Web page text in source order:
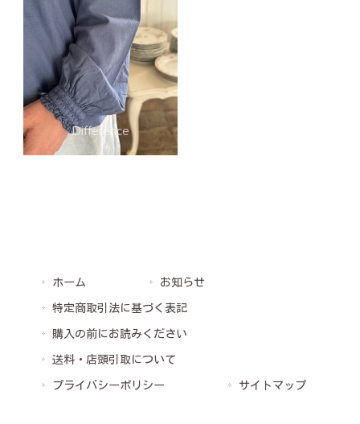
ホーム
お知らせ
特定商取引法に基づく表記
購入の前にお読みください
送料・店頭引取について
プライバシーポリシー
サイトマップ